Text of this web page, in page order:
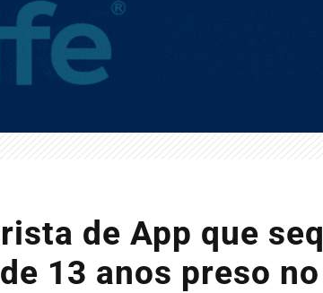
de App que
13 anos preso no